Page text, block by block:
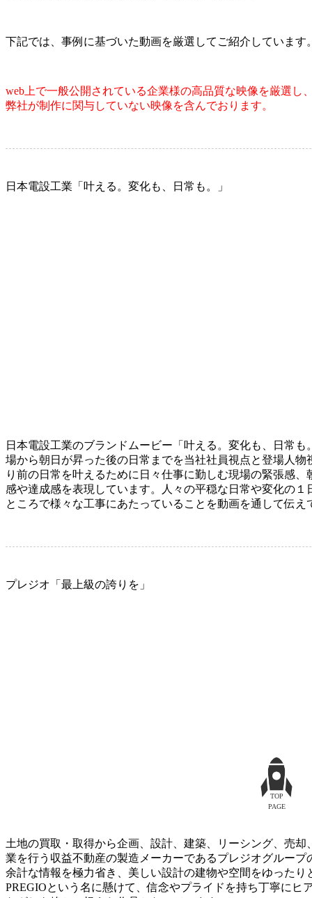
下記では、事例に基づいた動画を厳選してご紹介しています
web上で一般公開されている企業様の高品質な映像を厳選し
弊社が制作に関与していない映像を含んでおります。
日本電設工業「叶える。変化も、日常も。」
日本電設工業のブランドムービー「叶える。変化も、日常も
場から朝日が昇った後の日常までを当社社員視点と登場人
り前の日常を叶えるために日々仕事に勤しむ現場の緊張感
感や達成感を表現しています。人々の平穏な日常や変化の
ところで様々な工事にあたっていることを動画を通して伝え
プレジオ「最上級の誇りを」
土地の買取・取得から企画、設計、建築、リーシング、売
業を行う収益不動産の製造メーカーであるプレジオグルー
余計な情報を極力省き、美しい設計の建物や空間をゆった
PREGIOという名に懸けて、信念やプライドを持ち丁寧にヒ
TOP
PAGE